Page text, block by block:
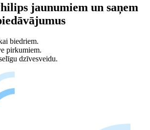
jaunumiem un saņem
biedriem.
pirkumiem.
dzīvesveidu.